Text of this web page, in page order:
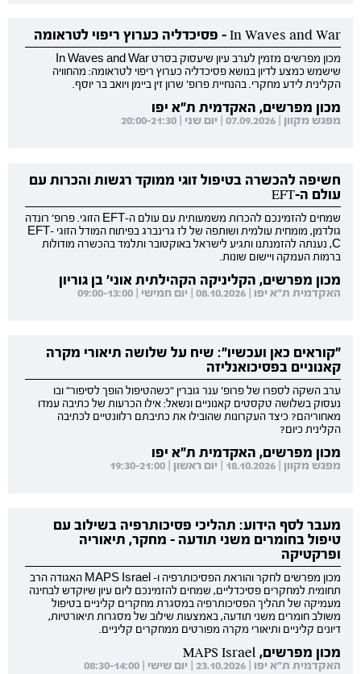
In Waves and War - פסיכדליה כערוץ ריפוי לטראומה
מכון מפרשים מזמין לערב עיון שיעסוק בסרט In Waves and War
שישמש כמצע לדיון בנושא פסיכדליה כערוץ ריפוי לטראומה: מהחוויה
הקלינית לידע מחקרי. בהנחיית פרופ' שרון זין ביימן ויואב בר יוסף.
מכון מפרשים, האקדמית ת"א יפו
מפגש מקוון | 07.09.2026 | יום שני | 20:00-21:30
חשיפה להכשרה בטיפול זוגי ממוקד רגשות והכרות עם
עולם ה-EFT
שמחים להזמינכם להכרות משמעותית עם עולם ה-EFT הזוגי. פרופ' רונדה
גולדמן, מומחית עולמית ושותפה של לז גרינברג בפיתוח המודל הזוגי EFT-
C, נענתה להזמנתנו ותגיע לישראל באוקטובר ותלמד בהכשרה מודולות
ברמות העמקה ויישום שונות.
מכון מפרשים, הקליניקה הקהילתית אוני' בן גוריון
האקדמית ת"א יפו | 08.10.2026 | יום חמישי | 09:00-13:00
"קוראים כאן ועכשיו": שיח על שלושה תיאורי מקרה
קאנוניים בפסיכואנליזה
ערב השקה לספרו של פרופ' ענר גוברין "כשהטיפול הופך לסיפור" ובו
נעסוק בשלושה טקסטים קאנוניים ונשאל: אילו הכרעות של כתיבה עמדו
מאחוריהם? כיצד העקרונות שהובילו את כתיבתם רלוונטיים לכתיבה
הקלינית כיום?
מכון מפרשים, האקדמית ת"א יפו
מפגש מקוון | 18.10.2026 | יום ראשון | 19:30-21:00
מעבר לסף הידוע: תהליכי פסיכותרפיה בשילוב עם
טיפול בחומרים משני תודעה - מחקר, תיאוריה
ופרקטיקה
מכון מפרשים לחקר והוראת הפסיכותרפיה ו- MAPS Israel האגודה הרב
תחומית למחקרים פסיכדליים, שמחים להזמינכם ליום עיון שיוקדש לבחינה
מעמיקה של תהליך הפסיכותרפיה במסגרת מחקרים קליניים בטיפול
משולב חומרים משני תודעה, באמצעות שילוב של מסגרות תיאורטיות,
דיונים קליניים ותיאורי מקרה מפורטים ממחקרים קליניים.
מכון מפרשים, MAPS Israel
האקדמית ת"א יפו | 23.10.2026 | יום שישי | 08:30-14:00